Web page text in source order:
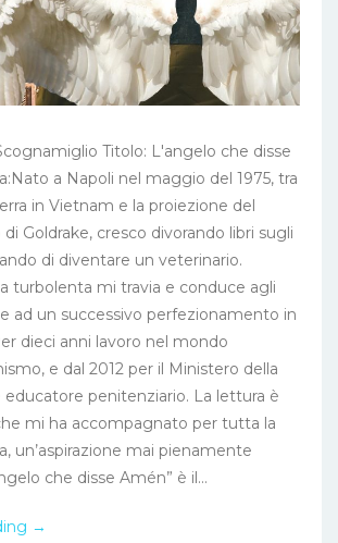
Titolo: L'angelo che disse
a Napoli nel maggio del 1975, tra
in Vietnam e la proiezione del
Goldrake, cresco divorando libri sugli
di diventare un veterinario.
turbolenta mi travia e conduce agli
ad un successivo perfezionamento in
dieci anni lavoro nel mondo
e dal 2012 per il Ministero della
educatore penitenziario. La lettura è
mi ha accompagnato per tutta la
un’aspirazione mai pienamente
che disse Amén” è il...
→